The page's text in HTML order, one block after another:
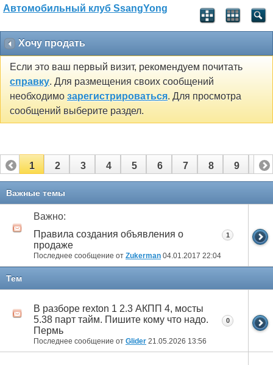
Автомобильный клуб SsangYong
Хочу продать
Если это ваш первый визит, рекомендуем почитать
справку. Для размещения своих сообщений
необходимо зарегистрироваться. Для просмотра
сообщений выберите раздел.
1 2 3 4 5 6 7 8 9 10
11 12
21 22
Важные темы
Важно:
Правила создания объявления о
продаже
Последнее сообщение от Zukerman 04.01.2017 22:04
1
Тем
В разборе rexton 1 2.3 АКПП 4, мосты
5.38 парт тайм. Пишите кому что надо.
Пермь
Последнее сообщение от Glider 21.05.2026 13:56
0